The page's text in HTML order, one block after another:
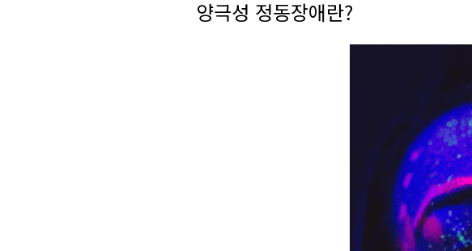
양극성 정동장애란?